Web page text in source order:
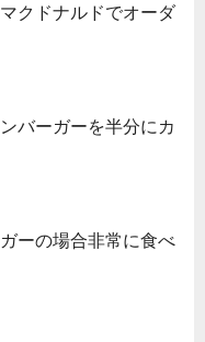
クドナルドでオーダ
バーガーを半分にカ
ーの場合非常に食べ